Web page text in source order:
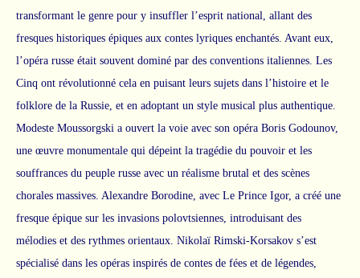
transformant le genre pour y insuffler l’esprit national, allant des
fresques historiques épiques aux contes lyriques enchantés. Avant eux,
l’opéra russe était souvent dominé par des conventions italiennes. Les
Cinq ont révolutionné cela en puisant leurs sujets dans l’histoire et le
folklore de la Russie, et en adoptant un style musical plus authentique.
Modeste Moussorgski a ouvert la voie avec son opéra Boris Godounov,
une œuvre monumentale qui dépeint la tragédie du pouvoir et les
souffrances du peuple russe avec un réalisme brutal et des scènes
chorales massives. Alexandre Borodine, avec Le Prince Igor, a créé une
fresque épique sur les invasions polovtsiennes, introduisant des
mélodies et des rythmes orientaux. Nikolaï Rimski-Korsakov s’est
spécialisé dans les opéras inspirés de contes de fées et de légendes,